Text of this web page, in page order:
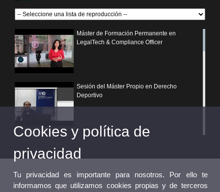
Máster de Formación Permanente en
LegalTech & Compliance Officer
Sesión del Máster Propio en Derecho
Deportivo
¿Por qué elegir un postgrado propio de la
Universitat de València?
Cookies y política de
privacidad
Tu privacidad es importante para nosotros. Por ello te
informamos que utilizamos cookies propias y de terceros